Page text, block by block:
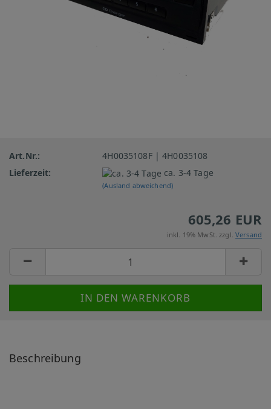
Art.Nr.:
4H0035108F | 4H0035108
Lieferzeit:
ca. 3-4 Tage
(Ausland abweichend)
605,26 EUR
inkl. 19% MwSt. zzgl.Versand
Beschreibung